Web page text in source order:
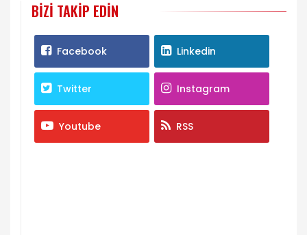
BIZI TAKIP EDIN
Facebook Linkedin
Twitter Instagram
Youtube RSS